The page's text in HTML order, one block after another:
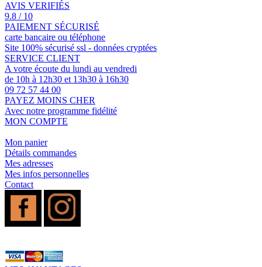
AVIS VERIFIÉS
9.8 / 10
PAIEMENT SÉCURISÉ
carte bancaire ou téléphone
Site 100% sécurisé ssl - données cryptées
SERVICE CLIENT
A votre écoute du lundi au vendredi
de 10h à 12h30 et 13h30 à 16h30
09 72 57 44 00
PAYEZ MOINS CHER
Avec notre programme fidélité
MON COMPTE
Mon panier
Détails commandes
Mes adresses
Mes infos personnelles
Contact